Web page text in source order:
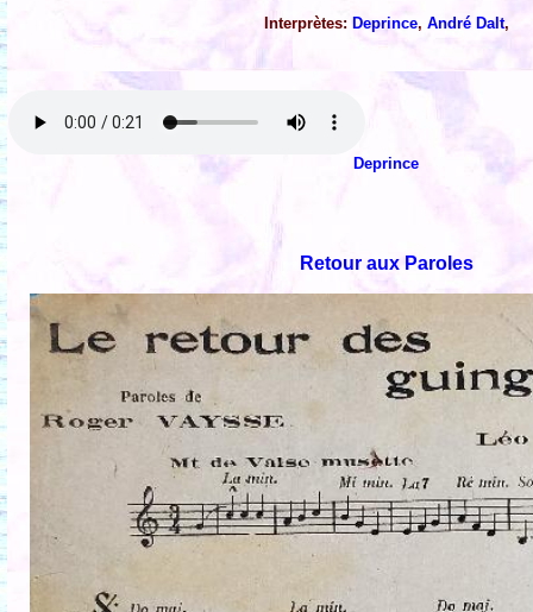
Interprètes: Deprince, André Dalt,
Deprince
Retour aux Paroles